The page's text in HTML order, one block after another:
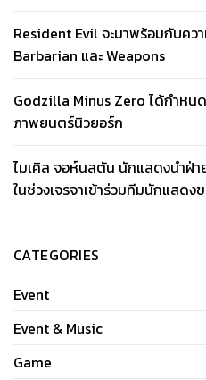
Resident Evil จะมาพร้อมกับคว
Barbarian และ Weapons
Godzilla Minus Zero ได้กำหน
ภาพยนตร์นิวยอร์ก
ไมเคิล จอห์นสตัน นักแสดงนำฝ่า
ในช่วงเจรจาเข้าร่วมทีมนักแสด
CATEGORIES
Event
Event & Music
Game